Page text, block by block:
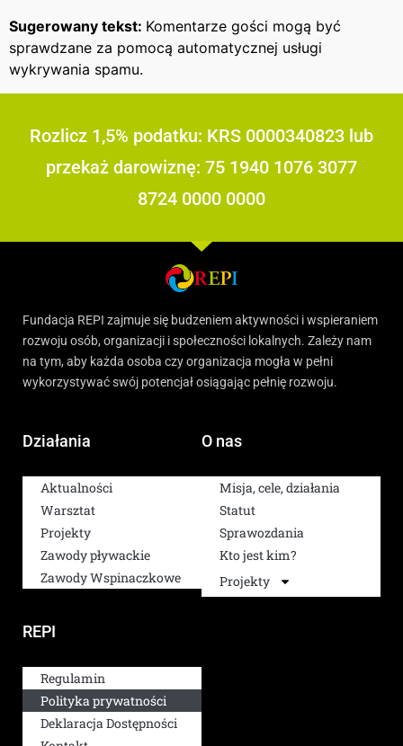
Sugerowany tekst: Komentarze gości mogą być
sprawdzane za pomocą automatycznej usługi
wykrywania spamu.
Rozlicz 1,5% podatku: KRS 0000340823 lub
przekaż darowiznę: 75 1940 1076 3077
8724 0000 0000
Fundacja REPI zajmuje się budzeniem aktywności i wspieraniem
rozwoju osób, organizacji i społeczności lokalnych. Zależy nam
na tym, aby każda osoba czy organizacja mogła w pełni
wykorzystywać swój potencjał osiągając pełnię rozwoju.
Działania
Aktualności
Warsztat
Projekty
Zawody pływackie
Zawody Wspinaczkowe
O nas
Misja, cele, działania
Statut
Sprawozdania
Kto jest kim?
Projekty
REPI
Regulamin
Polityka prywatności
Deklaracja Dostępności